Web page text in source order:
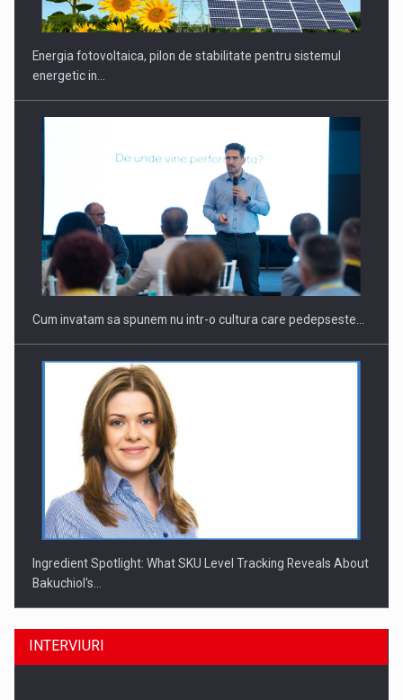
Webinar - Business Evolution-RETHINK STRATEGY-Finantare
Investitii Digitalizare
Energia fotovoltaica, pilon de stabilitate pentru sistemul
energetic in…
Cum invatam sa spunem nu intr-o cultura care pedepseste…
Ingredient Spotlight: What SKU Level Tracking Reveals About
Bakuchiol's…
INTERVIURI